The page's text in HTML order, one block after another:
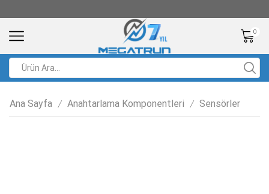
0
Ana Sayfa / Anahtarlama Komponentleri / Sensörler